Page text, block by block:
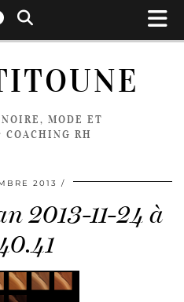
MODE ET
RH
2013
2013-11-24 à